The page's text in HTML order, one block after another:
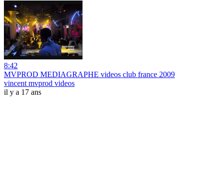
8:42
MVPROD MEDIAGRAPHE videos club france 2009
vincent mvprod videos
il y a 17 ans